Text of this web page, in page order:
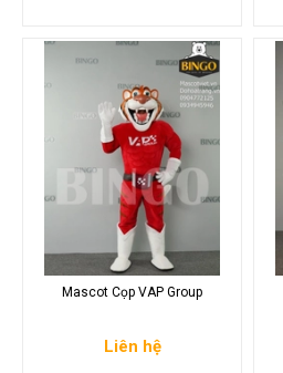
Mascot Cọp VAP Group
Liên hệ